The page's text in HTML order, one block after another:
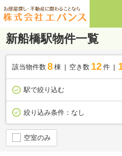
新船橋駅物件一覧
該当物件数 8棟 空き数 12 件
駅で絞り込む
絞り込み条件： なし
空室のみ